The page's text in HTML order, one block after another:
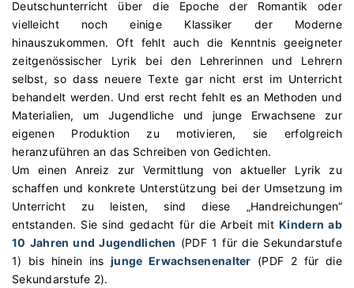
Deutschunterricht über die Epoche der Romantik oder
vielleicht noch einige Klassiker der Moderne
hinauszukommen. Oft fehlt auch die Kenntnis geeigneter
zeitgenössischer Lyrik bei den Lehrerinnen und Lehrern
selbst, so dass neuere Texte gar nicht erst im Unterricht
behandelt werden. Und erst recht fehlt es an Methoden und
Materialien, um Jugendliche und junge Erwachsene zur
eigenen Produktion zu motivieren, sie erfolgreich
heranzuführen an das Schreiben von Gedichten.
Um einen Anreiz zur Vermittlung von aktueller Lyrik zu
schaffen und konkrete Unterstützung bei der Umsetzung im
Unterricht zu leisten, sind diese „Handreichungen“
entstanden. Sie sind gedacht für die Arbeit mitKindern ab
10 Jahren und Jugendlichen (PDF 1 für die Sekundarstufe
1) bis hinein insjunge Erwachsenenalter (PDF 2 für die
Sekundarstufe 2).